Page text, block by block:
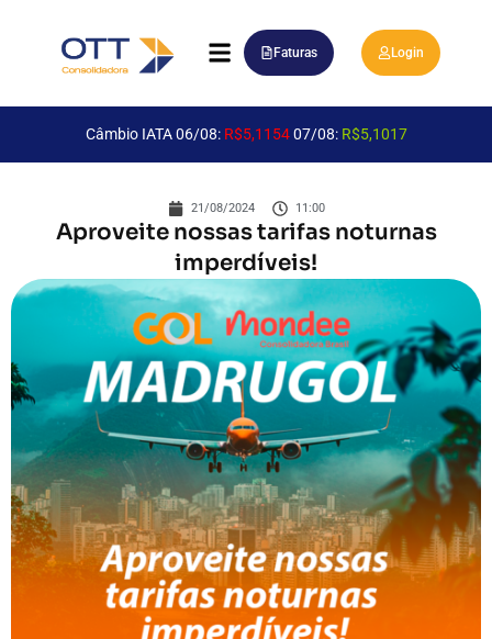
Faturas Login
Câmbio IATA 06/08: R$5,115407/08: R$5,1017
21/08/2024 11:00
Aproveite nossas tarifas noturnas
imperdíveis!